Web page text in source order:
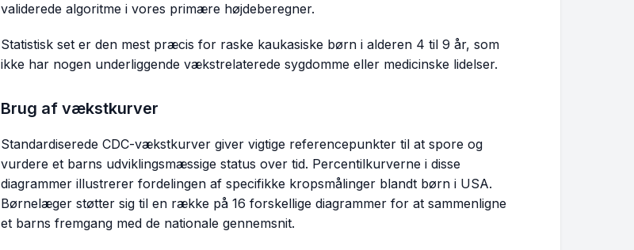
validerede algoritme i vores primære højdeberegner.
Statistisk set er den mest præcis for raske kaukasiske børn i alderen 4 til 9 år, som
ikke har nogen underliggende vækstrelaterede sygdomme eller medicinske lidelser.
Brug af vækstkurver
Standardiserede CDC-vækstkurver giver vigtige referencepunkter til at spore og
vurdere et barns udviklingsmæssige status over tid. Percentilkurverne i disse
diagrammer illustrerer fordelingen af specifikke kropsmålinger blandt børn i USA.
Børnelæger støtter sig til en række på 16 forskellige diagrammer for at sammenligne
et barns fremgang med de nationale gennemsnit.